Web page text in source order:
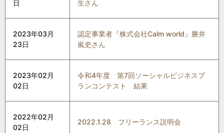
日
生さん
2023年03月
23日
認定事業者『株式会社Calm world』勝井
嵐史さん
2023年02月
02日
令和4年度 第7回ソーシャルビジネスプ
ランコンテスト 結果
2022年02月
02日
2022.1.28 フリーランス説明会